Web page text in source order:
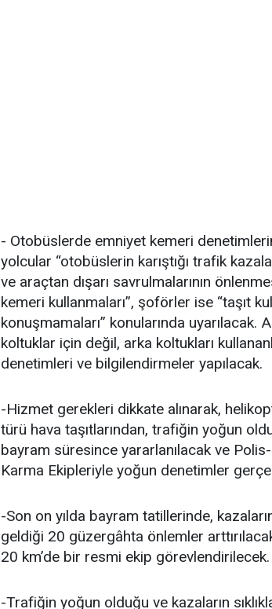
- Otobüslerde emniyet kemeri
yolcular “otobüslerin karıştığı trafik
ve araçtan dışarı savrulmalarının
kemeri kullanmaları”, şoförler ise “taşıt
konuşmamaları” konularında uyarılacak.
koltuklar için değil, arka koltukları
denetimleri ve bilgilendirmeler yapılacak.
-Hizmet gerekleri dikkate alınarak,
türü hava taşıtlarından, trafiğin yoğun
bayram süresince yararlanılacak ve
Karma Ekipleriyle yoğun denetimler
-Son on yılda bayram tatillerinde,
geldiği 20 güzergâhta önlemler
20 km’de bir resmi ekip görevlendirilecek.
-Trafiğin yoğun olduğu ve kazaların